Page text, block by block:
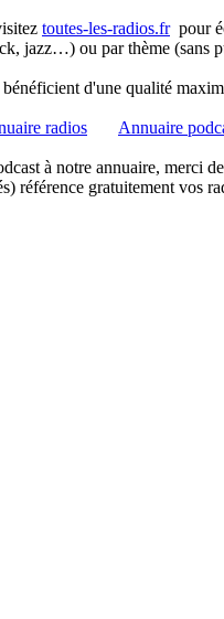
toutes-les-radios.frpour
jazz…) ou par thème (sans
d'une qualité
radios Annuaire
à notre annuaire, merci
référence gratuitement vos